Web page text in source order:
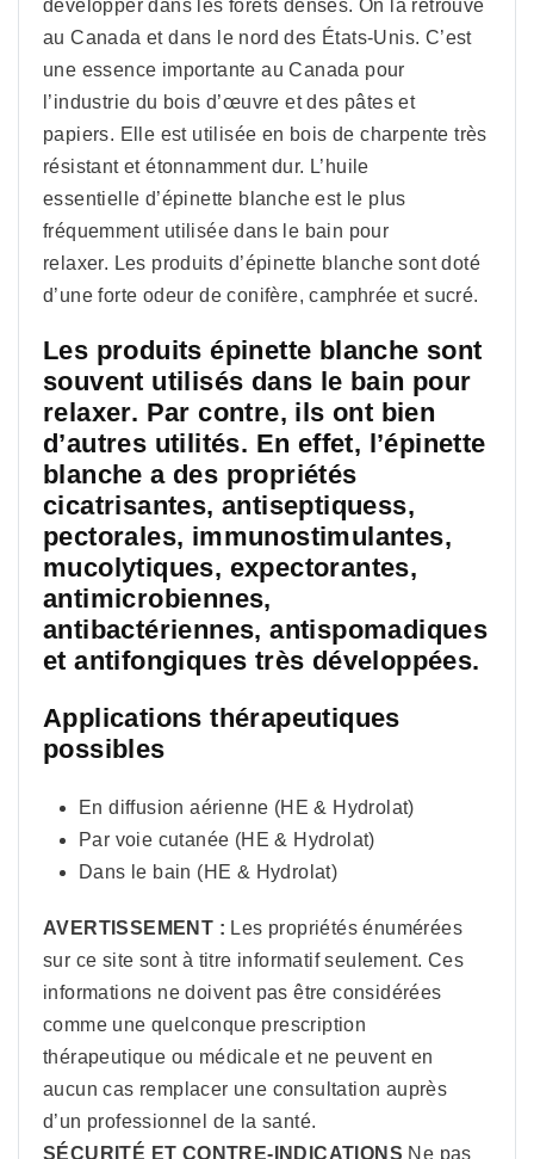
développer dans les forêts denses. On la retrouve
au Canada et dans le nord des États-Unis. C’est
une essence importante au Canada pour
l’industrie du bois d’œuvre et des pâtes et
papiers. Elle est utilisée en bois de charpente très
résistant et étonnamment dur. L’huile
essentielle d’épinette blanche est le plus
fréquemment utilisée dans le bain pour
relaxer. Les produits d’épinette blanche sont doté
d’une forte odeur de conifère, camphrée et sucré.
Les produits épinette blanche sont
souvent utilisés dans le bain pour
relaxer. Par contre, ils ont bien
d’autres utilités. En effet, l’épinette
blanche a des propriétés
cicatrisantes, antiseptiquess,
pectorales, immunostimulantes,
mucolytiques, expectorantes,
antimicrobiennes,
antibactériennes, antispomadiques
et antifongiques très développées.
Applications thérapeutiques
possibles
En diffusion aérienne (HE & Hydrolat)
Par voie cutanée (HE & Hydrolat)
Dans le bain (HE & Hydrolat)
AVERTISSEMENT : Les propriétés énumérées
sur ce site sont à titre informatif seulement. Ces
informations ne doivent pas être considérées
comme une quelconque prescription
thérapeutique ou médicale et ne peuvent en
aucun cas remplacer une consultation auprès
d’un professionnel de la santé.
SÉCURITÉ ET CONTRE-INDICATIONS Ne pas